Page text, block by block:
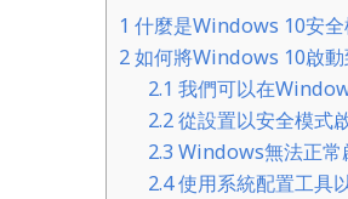
1 什麼是Windows 10安全
2如何將Windows 10啟
2.1 我們可以在
2.2從設置以安全模式
2.3 Windows無法正常
2.4使用系統配置工具